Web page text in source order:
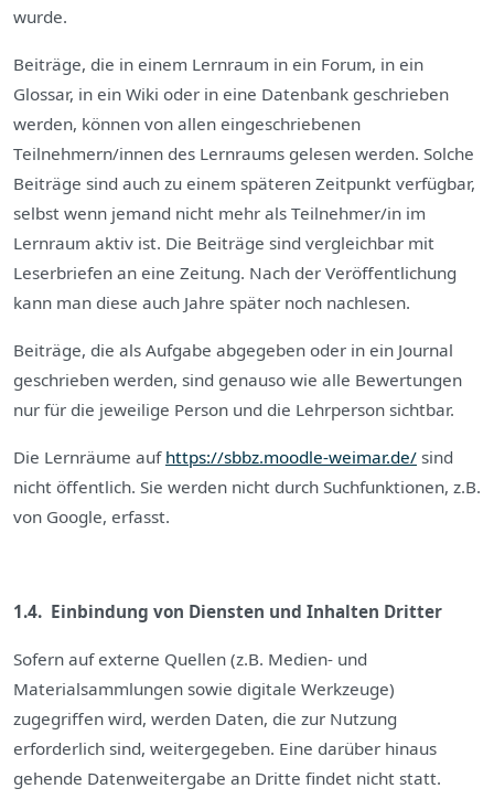
wurde.
Beiträge, die in einem Lernraum in ein Forum, in ein
Glossar, in ein Wiki oder in eine Datenbank geschrieben
werden, können von allen eingeschriebenen
Teilnehmern/innen des Lernraums gelesen werden. Solche
Beiträge sind auch zu einem späteren Zeitpunkt verfügbar,
selbst wenn jemand nicht mehr als Teilnehmer/in im
Lernraum aktiv ist. Die Beiträge sind vergleichbar mit
Leserbriefen an eine Zeitung. Nach der Veröffentlichung
kann man diese auch Jahre später noch nachlesen.
Beiträge, die als Aufgabe abgegeben oder in ein Journal
geschrieben werden, sind genauso wie alle Bewertungen
nur für die jeweilige Person und die Lehrperson sichtbar.
Die Lernräume auf https://sbbz.moodle-weimar.de/ sind
nicht öffentlich. Sie werden nicht durch Suchfunktionen, z.B.
von Google, erfasst.
1.4. Einbindung von Diensten und Inhalten Dritter
Sofern auf externe Quellen (z.B. Medien- und
Materialsammlungen sowie digitale Werkzeuge)
zugegriffen wird, werden Daten, die zur Nutzung
erforderlich sind, weitergegeben. Eine darüber hinaus
gehende Datenweitergabe an Dritte findet nicht statt.